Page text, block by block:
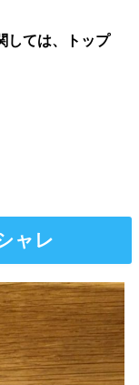
しては、トップ
ャレ